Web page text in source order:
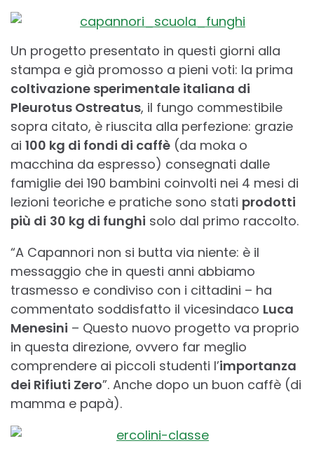
Un progetto presentato in questi giorni alla
stampa e già promosso a pieni voti: la prima
coltivazione sperimentale italiana di
Pleurotus Ostreatus, il fungo commestibile
sopra citato, è riuscita alla perfezione: grazie
ai 100 kg di fondi di caffè (da moka o
macchina da espresso) consegnati dalle
famiglie dei 190 bambini coinvolti nei 4 mesi di
lezioni teoriche e pratiche sono stati prodotti
più di 30 kg di funghi solo dal primo raccolto.
“A Capannori non si butta via niente: è il
messaggio che in questi anni abbiamo
trasmesso e condiviso con i cittadini – ha
commentato soddisfatto il vicesindaco Luca
Menesini – Questo nuovo progetto va proprio
in questa direzione, ovvero far meglio
comprendere ai piccoli studenti l’importanza
dei Rifiuti Zero”. Anche dopo un buon caffè (di
mamma e papà).